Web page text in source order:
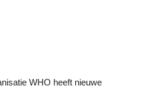
WHO heeft nieuwe